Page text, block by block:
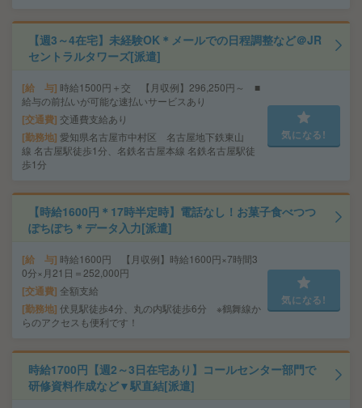
【週3～4在宅】未経験OK＊メールでの日程調整など＠JR
セントラルタワーズ[派遣]
給 与 時給1500円＋交 【月収例】296,250円～ ■
給与の前払いが可能な速払いサービスあり
交通費 交通費支給あり
勤務地 愛知県名古屋市中村区 名古屋地下鉄東山
線 名古屋駅徒歩1分、名鉄名古屋本線 名鉄名古屋駅徒
歩1分
気になる!
【時給1600円＊17時半定時】電話なし！お菓子食べつつ
ぽちぽち＊データ入力[派遣]
給 与 時給1600円 【月収例】時給1600円×7時間3
0分×月21日＝252,000円
交通費 全額支給
勤務地 伏見駅徒歩4分、丸の内駅徒歩6分 ※鶴舞線か
らのアクセスも便利です！
気になる!
時給1700円【週2～3日在宅あり】コールセンター部門で
研修資料作成など▼駅直結[派遣]